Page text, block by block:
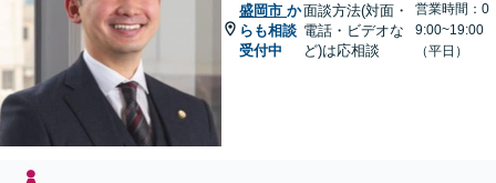
盛岡市 か
らも相談
受付中
面談方法(対面・
電話・ビデオな
ど)は応相談
営業時間：0
9:00~19:00
（平日）